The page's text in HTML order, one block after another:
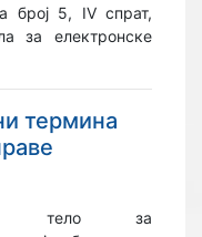
број 5, IV спрат,
за електронске
термина
тело за